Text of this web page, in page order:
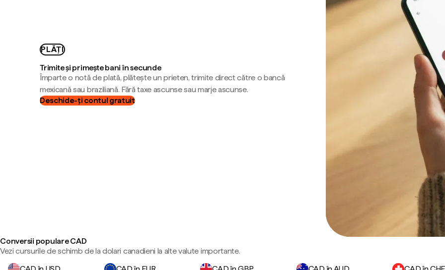
PLĂȚI
Trimite și primește bani în secunde
Împarte o notă de plată, plătește un prieten, trimite direct către o bancă
mexicană sau braziliană. Fără taxe ascunse sau marje ascunse.
Deschide-ți contul gratuit
Conversii populare CAD
Vezi cursurile de schimb de la dolari canadieni la alte valute importante.